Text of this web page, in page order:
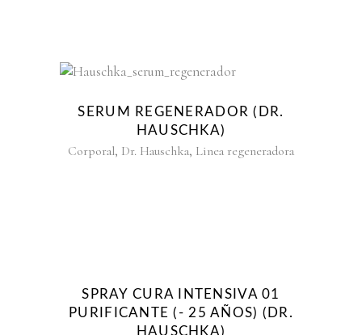
SERUM REGENERADOR (DR.
HAUSCHKA)
Corporal, Dr. Hauschka, Linea regeneradora
SPRAY CURA INTENSIVA 01
PURIFICANTE (- 25 AÑOS) (DR.
HAUSCHKA)